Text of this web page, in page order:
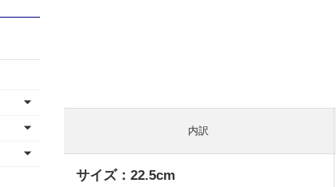
内訳
サイズ：22.5cm